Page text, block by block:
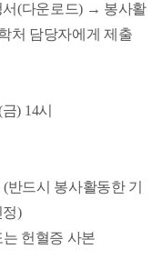
서(다운로드) → 봉사활
처 담당자에게 제출
) 14시
드시 봉사활동한 기
정)
헌혈증 사본